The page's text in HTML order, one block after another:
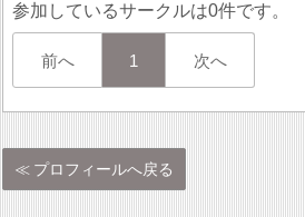
参加しているサークルは0件です。
前へ 1 次へ
プロフィールへ戻る